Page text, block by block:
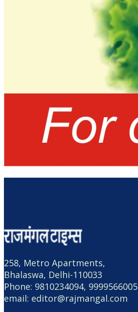
258, Metro Apartments,
Bhalaswa, Delhi-110033
Phone: 9810234094, 9999566005
email: editor@rajmangal.com